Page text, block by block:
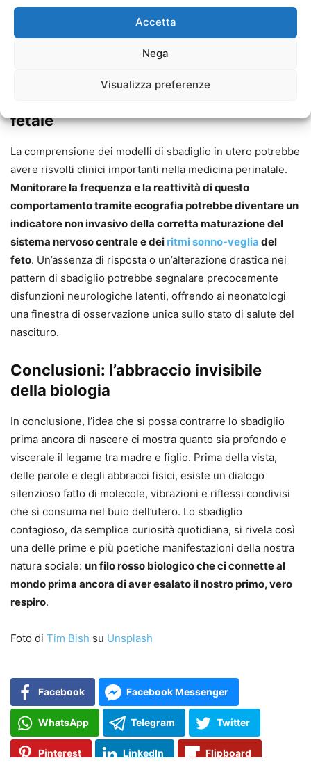
Accetta
Nega
Visualizza preferenze
per raffreddare il proprio sistema, il conseguente
cambiamento emodinamico potrebbe richiedere una
fetale
La comprensione dei modelli di sbadiglio in utero potrebbe
avere risvolti clinici importanti nella medicina perinatale.
Monitorare la frequenza e la reattività di questo
comportamento tramite ecografia potrebbe diventare un
indicatore non invasivo della corretta maturazione del
sistema nervoso centrale e dei ritmi sonno-veglia del
feto. Un’assenza di risposta o un’alterazione drastica nei
pattern di sbadiglio potrebbe segnalare precocemente
disfunzioni neurologiche latenti, offrendo ai neonatologi
una finestra di osservazione unica sullo stato di salute del
nascituro.
Conclusioni: l’abbraccio invisibile
della biologia
In conclusione, l’idea che si possa contrarre lo sbadiglio
prima ancora di nascere ci mostra quanto sia profondo e
viscerale il legame tra madre e figlio. Prima della vista,
delle parole e degli abbracci fisici, esiste un dialogo
silenzioso fatto di molecole, vibrazioni e riflessi condivisi
che si consuma nel buio dell’utero. Lo sbadiglio
contagioso, da semplice curiosità quotidiana, si rivela così
una delle prime e più poetiche manifestazioni della nostra
natura sociale: un filo rosso biologico che ci connette al
mondo prima ancora di aver esalato il nostro primo, vero
respiro.
Foto di Tim Bish su Unsplash
Facebook Facebook Messenger
WhatsApp Telegram Twitter
Pinterest LinkedIn Flipboard